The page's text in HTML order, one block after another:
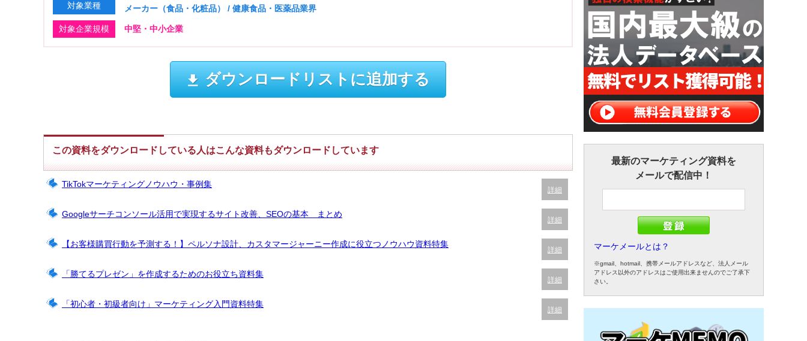
対象業種 メーカー（食品・化粧品） / 健康食品・医薬品業界
対象企業規模 中堅・中小企業
ダウンロードリストに追加する
この資料をダウンロードしている人はこんな資料もダウンロードしています
TikTokマーケティングノウハウ・事例集
詳細
Googleサーチコンソール活用で実現するサイト改善、SEOの基本 まとめ
詳細
【お客様購買行動を予測する！】ペルソナ設計、カスタマージャーニー作成に役立つノウハウ資料特集
詳細
「勝てるプレゼン」を作成するためのお役立ち資料集
詳細
「初心者・初級者向け」マーケティング入門資料特集
詳細
最新のマーケティング資料を
メールで配信中！
マーケメールとは？
※gmail、hotmail、携帯メールアドレスなど、法人メール
アドレス以外のアドレスはご使用出来ませんのでご了承下
さい。